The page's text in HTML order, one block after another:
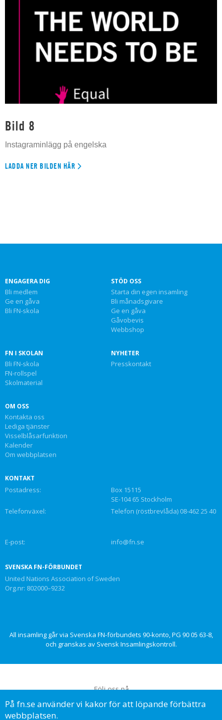
Bild 8
Instagraminlägg på engelska
LADDA NER BILDEN HÄR
ENGAGERA DIG
Bli medlem
Ge en gåva
Bli FN-skola
STÖD OSS
Starta din egen insamling
Bli månadsgivare
Ge en gåva
Gåvobevis
Webbshop
FN I SKOLAN
Bli FN-skola
FN-rollspel
Skolmaterial
NYHETER
Presskontakt
OM OSS
Kontakta oss
Lediga tjänster
Visselblåsarfunktion
Kalender
Om webbplatsen
KONTAKT
Postadress:
Box 15115
SE-104 65 Stockholm
Telefonväxel:
Telefon (röstbrevlåda) 08-462 25 40
E-post: info@fn.se
SVENSKA FN-FÖRBUNDET
United Nations Association of Sweden
Org.nr: 802000–9232
All insamling går via Svenska FN-förbundets 90-konto, PG 90 05 63-8,
och granskas av Svensk Insamlingskontroll.
Följ oss på
På fn.se använder vi kakor för att löpande förbättra
webbplatsen.